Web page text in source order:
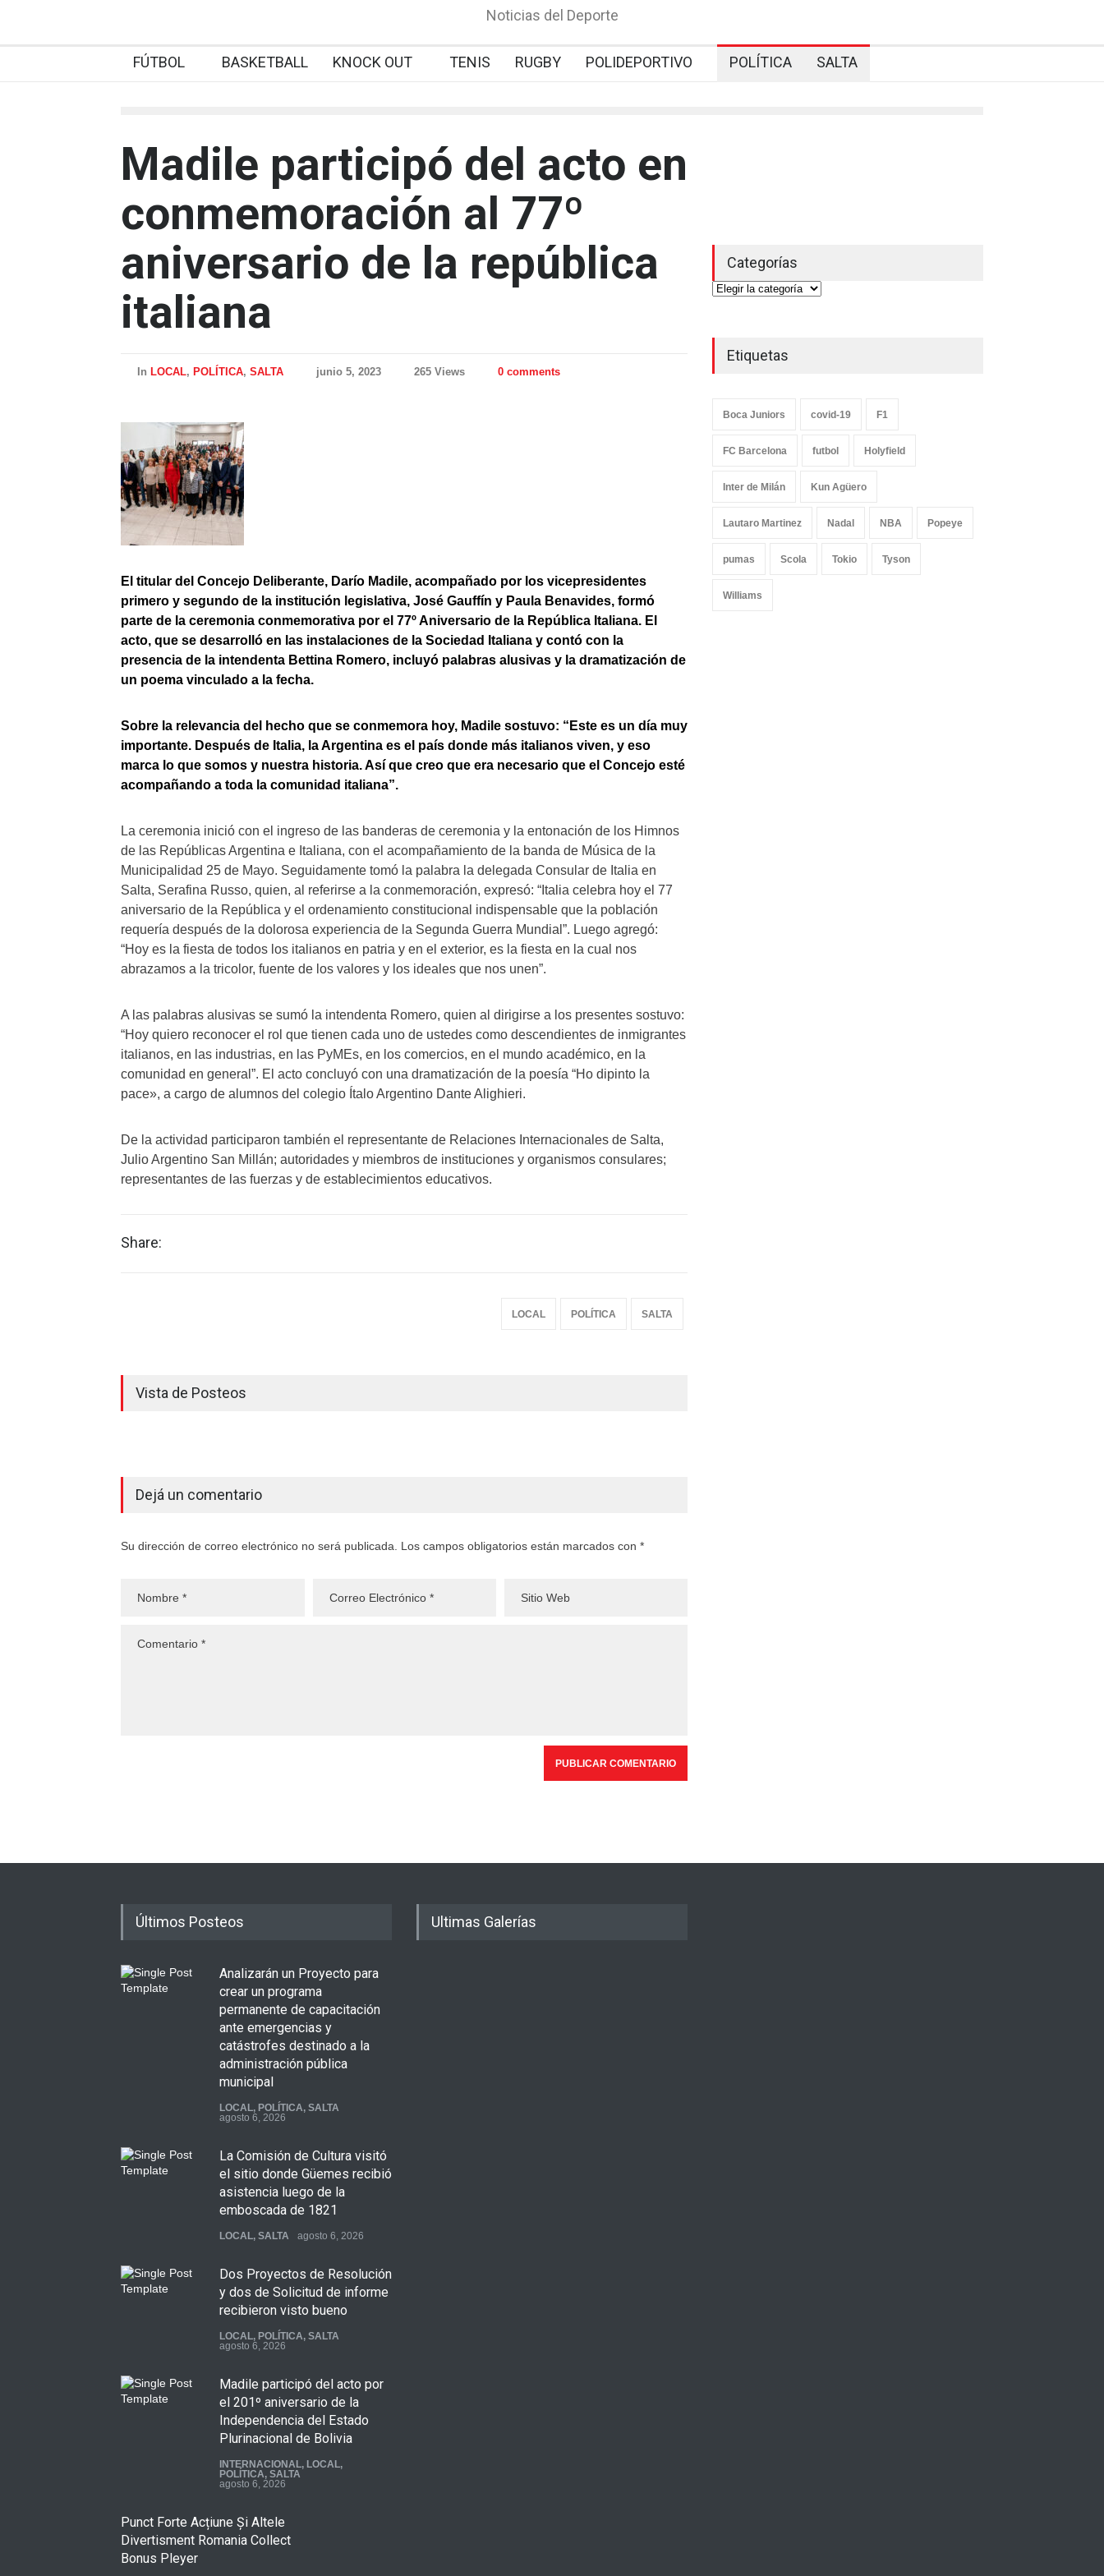
Noticias del Deporte
FÚTBOL BASKETBALL KNOCK OUT TENIS RUGBY POLIDEPORTIVO POLÍTICA SALTA
Madile participó del acto en
conmemoración al 77º
aniversario de la república
italiana
In LOCAL, POLÍTICA, SALTA junio 5, 2023 265 Views 0 comments
El titular del Concejo Deliberante, Darío Madile, acompañado por los vicepresidentes
primero y segundo de la institución legislativa, José Gauffín y Paula Benavides, formó
parte de la ceremonia conmemorativa por el 77º Aniversario de la República Italiana. El
acto, que se desarrolló en las instalaciones de la Sociedad Italiana y contó con la
presencia de la intendenta Bettina Romero, incluyó palabras alusivas y la dramatización de
un poema vinculado a la fecha.
Sobre la relevancia del hecho que se conmemora hoy, Madile sostuvo: “Este es un día muy
importante. Después de Italia, la Argentina es el país donde más italianos viven, y eso
marca lo que somos y nuestra historia. Así que creo que era necesario que el Concejo esté
acompañando a toda la comunidad italiana”.
La ceremonia inició con el ingreso de las banderas de ceremonia y la entonación de los Himnos
de las Repúblicas Argentina e Italiana, con el acompañamiento de la banda de Música de la
Municipalidad 25 de Mayo. Seguidamente tomó la palabra la delegada Consular de Italia en
Salta, Serafina Russo, quien, al referirse a la conmemoración, expresó: “Italia celebra hoy el 77
aniversario de la República y el ordenamiento constitucional indispensable que la población
requería después de la dolorosa experiencia de la Segunda Guerra Mundial”. Luego agregó:
“Hoy es la fiesta de todos los italianos en patria y en el exterior, es la fiesta en la cual nos
abrazamos a la tricolor, fuente de los valores y los ideales que nos unen”.
A las palabras alusivas se sumó la intendenta Romero, quien al dirigirse a los presentes sostuvo:
“Hoy quiero reconocer el rol que tienen cada uno de ustedes como descendientes de inmigrantes
italianos, en las industrias, en las PyMEs, en los comercios, en el mundo académico, en la
comunidad en general”. El acto concluyó con una dramatización de la poesía “Ho dipinto la
pace», a cargo de alumnos del colegio Ítalo Argentino Dante Alighieri.
De la actividad participaron también el representante de Relaciones Internacionales de Salta,
Julio Argentino San Millán; autoridades y miembros de instituciones y organismos consulares;
representantes de las fuerzas y de establecimientos educativos.
Share:
LOCAL POLÍTICA SALTA
Vista de Posteos
Dejá un comentario
Su dirección de correo electrónico no será publicada. Los campos obligatorios están marcados con *
Categorías
Categorías
Etiquetas
Boca Juniors covid-19 F1
FC Barcelona futbol Holyfield
Inter de Milán Kun Agüero
Lautaro Martinez Nadal NBA Popeye
pumas Scola Tokio Tyson
Williams
Últimos Posteos
Analizarán un Proyecto para
crear un programa
permanente de capacitación
ante emergencias y
catástrofes destinado a la
administración pública
municipal
LOCAL, POLÍTICA, SALTA
agosto 6, 2026
La Comisión de Cultura visitó
el sitio donde Güemes recibió
asistencia luego de la
emboscada de 1821
LOCAL, SALTA agosto 6, 2026
Dos Proyectos de Resolución
y dos de Solicitud de informe
recibieron visto bueno
LOCAL, POLÍTICA, SALTA
agosto 6, 2026
Madile participó del acto por
el 201º aniversario de la
Independencia del Estado
Plurinacional de Bolivia
INTERNACIONAL, LOCAL,
POLÍTICA, SALTA
agosto 6, 2026
Punct Forte Acțiune Și Altele
Divertisment Romania Collect
Bonus Pleyer
Ultimas Galerías